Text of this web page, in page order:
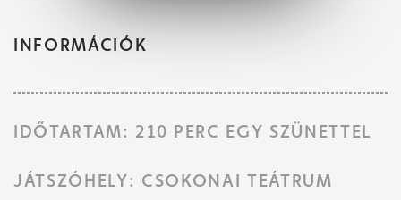
INFORMÁCIÓK
IDŐTARTAM: 210 PERC EGY SZÜNETTEL
JÁTSZÓHELY: CSOKONAI TEÁTRUM